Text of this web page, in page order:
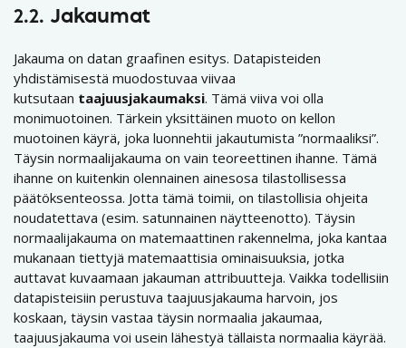
2.2. Jakaumat
Jakauma on datan graafinen esitys. Datapisteiden
yhdistämisestä muodostuvaa viivaa
kutsutaan taajuusjakaumaksi. Tämä viiva voi olla
monimuotoinen. Tärkein yksittäinen muoto on kellon
muotoinen käyrä, joka luonnehtii jakautumista ”normaaliksi”.
Täysin normaalijakauma on vain teoreettinen ihanne. Tämä
ihanne on kuitenkin olennainen ainesosa tilastollisessa
päätöksenteossa. Jotta tämä toimii, on tilastollisia ohjeita
noudatettava (esim. satunnainen näytteenotto). Täysin
normaalijakauma on matemaattinen rakennelma, joka kantaa
mukanaan tiettyjä matemaattisia ominaisuuksia, jotka
auttavat kuvaamaan jakauman attribuutteja. Vaikka todellisiin
datapisteisiin perustuva taajuusjakauma harvoin, jos
koskaan, täysin vastaa täysin normaalia jakaumaa,
taajuusjakauma voi usein lähestyä tällaista normaalia käyrää.